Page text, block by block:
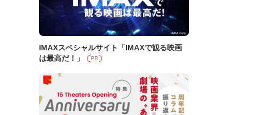
IMAXスペシャルサイト「IMAXで観る映画
は最高だ！」
PR